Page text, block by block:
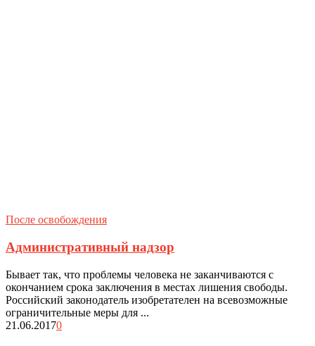
После освобождения
Административный надзор
Бывает так, что проблемы человека не заканчиваются с
окончанием срока заключения в местах лишения свободы.
Российский законодатель изобретателен на всевозможные
ограничительные меры для ...
21.06.20170